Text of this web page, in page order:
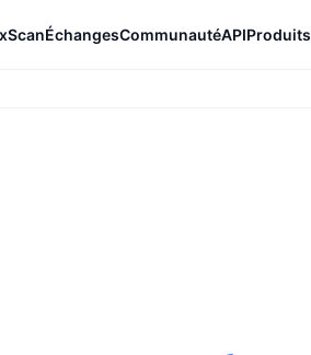
ÉchangesCommunautéAPIProduits